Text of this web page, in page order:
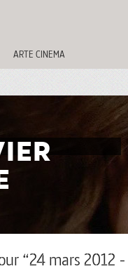
ARTE CINEMA
“24 mars 2012